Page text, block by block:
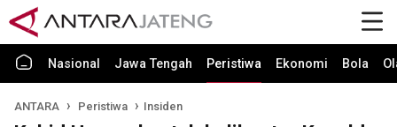
Nasional Jawa Tengah Peristiwa Ekonomi Bola
ANTARA Peristiwa Insiden